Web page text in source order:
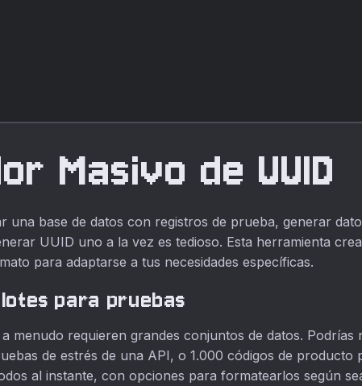
Masivo de UUID
una base de datos con registros de prueba, generar
UUID uno a la vez es tedioso. Esta herramienta
para adaptarse a tus necesidades específicas.
para pruebas
menudo requieren grandes conjuntos de datos.
de estrés de una API, o 1.000 códigos de
al instante, con opciones para formatearlos según